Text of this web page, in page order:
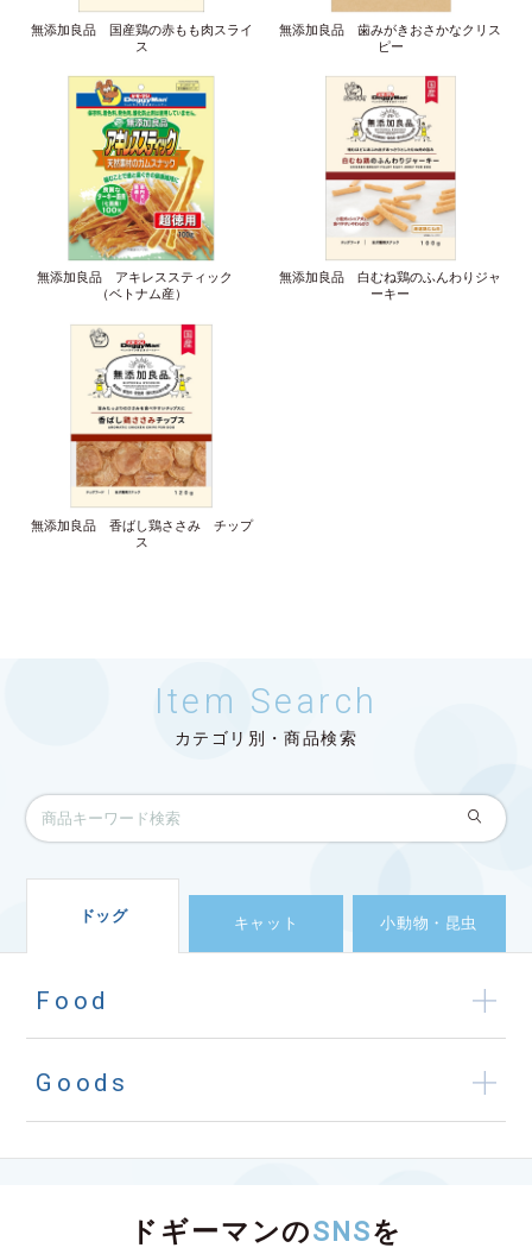
無添加良品 国産鶏の赤もも肉スライ
ス
無添加良品 歯みがきおさかなクリス
ピー
無添加良品 アキレススティック
（ベトナム産）
無添加良品 白むね鶏のふんわりジャ
ーキー
無添加良品 香ばし鶏ささみ チップ
ス
Item Search
カテゴリ別・商品検索
ドッグ キャット 小動物・昆虫
Food
Goods
ドギーマンのSNSを